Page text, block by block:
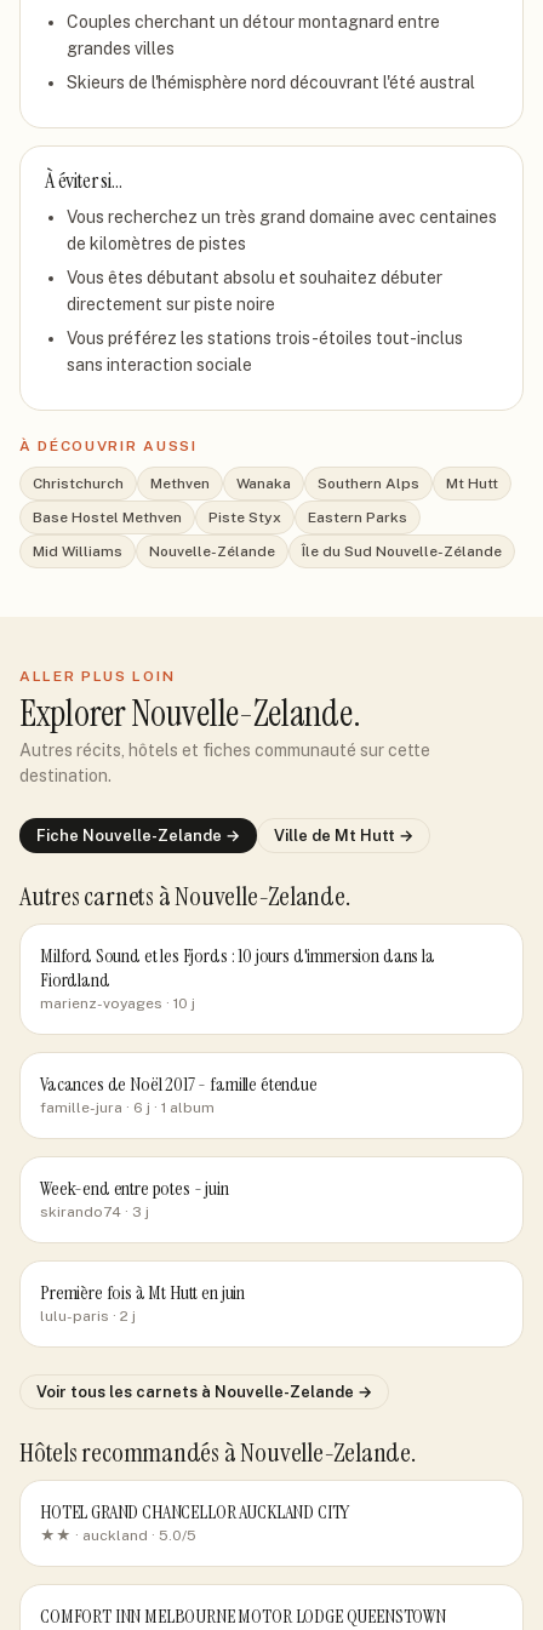
Couples cherchant un détour montagnard entre
grandes villes
Skieurs de l'hémisphère nord découvrant l'été austral
À éviter si…
Vous recherchez un très grand domaine avec centaines
de kilomètres de pistes
Vous êtes débutant absolu et souhaitez débuter
directement sur piste noire
Vous préférez les stations trois-étoiles tout-inclus
sans interaction sociale
À DÉCOUVRIR AUSSI
Christchurch Methven Wanaka Southern Alps
Mt Hutt
Base Hostel Methven
Piste Styx
Eastern Parks
Mid Williams
Nouvelle-Zélande Île du Sud Nouvelle-Zélande
ALLER PLUS LOIN
ExplorerNouvelle-Zelande.
Autres récits, hôtels et fiches communauté sur cette
destination.
Fiche Nouvelle-Zelande → Ville de Mt Hutt →
Autres carnets à Nouvelle-Zelande.
Milford Sound et les Fjords : 10 jours d'immersion dans la
Fiordland
marienz-voyages · 10 j
Vacances de Noël 2017 - famille étendue
famille-jura · 6 j · 1 album
Week-end entre potes - juin
skirando74 · 3 j
Première fois à Mt Hutt en juin
lulu-paris · 2 j
Voir tous les carnets à Nouvelle-Zelande →
Hôtels recommandés à Nouvelle-Zelande.
HOTEL GRAND CHANCELLOR AUCKLAND CITY
★★ · auckland · 5.0/5
COMFORT INN MELBOURNE MOTOR LODGE QUEENSTOWN